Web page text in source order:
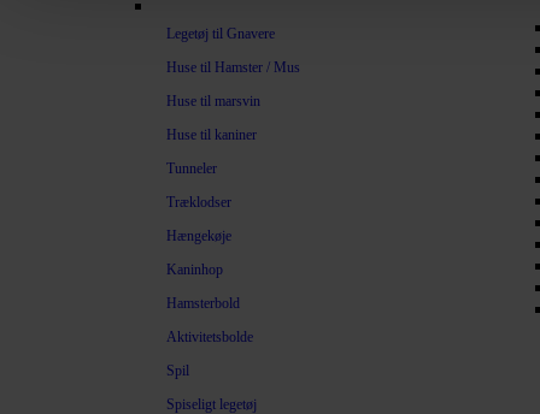
Legetøj til Gnavere
Huse til Hamster / Mus
Huse til marsvin
Huse til kaniner
Tunneler
Træklodser
Hængekøje
Kaninhop
Hamsterbold
Aktivitetsbolde
Spil
Spiseligt legetøj